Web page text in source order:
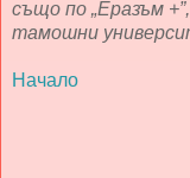
също по „Еразъм
тамошни
Начало